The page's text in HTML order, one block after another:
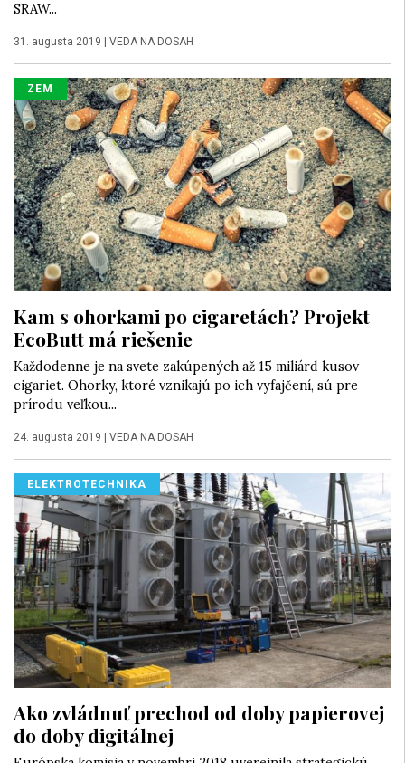
SRAW...
31. augusta 2019 VEDA NA DOSAH
ZEM
Kam s ohorkami po cigaretách? Projekt
EcoButt má riešenie
Každodenne je na svete zakúpených až 15 miliárd kusov
cigariet. Ohorky, ktoré vznikajú po ich vyfajčení, sú pre
prírodu veľkou...
24. augusta 2019 VEDA NA DOSAH
ELEKTROTECHNIKA
Ako zvládnuť prechod od doby papierovej
do doby digitálnej